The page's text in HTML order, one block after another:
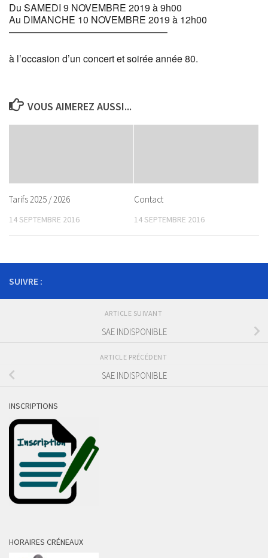
Du SAMEDI 9 NOVEMBRE 2019 à 9h00
Au DIMANCHE 10 NOVEMBRE 2019 à 12h00
————————————————–
à l’occasion d’un concert et soirée année 80.
VOUS AIMEREZ AUSSI...
Tarifs 2025 / 2026
14 SEPTEMBRE 2016
Contact
14 SEPTEMBRE 2016
SUIVRE :
ARTICLE SUIVANT
SAE INDISPONIBLE
ARTICLE PRÉCÉDENT
SAE INDISPONIBLE
INSCRIPTIONS
HORAIRES CRÉNEAUX